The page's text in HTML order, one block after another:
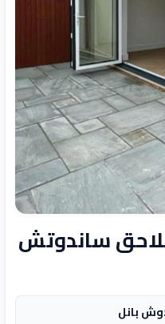
ساندوتش
بانل